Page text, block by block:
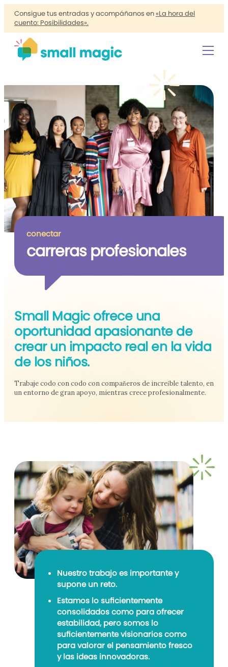
Consigue tus entradas y acompáñanos en«La hora del
cuento: Posibilidades».
conectar
carreras profesionales
Small Magic ofrece una
oportunidad apasionante de
crear un impacto real en la vida
de los niños.
Trabaje codo con codo con compañeros de increíble talento, en
un entorno de gran apoyo, mientras crece profesionalmente.
Nuestro trabajo es importante y
supone un reto.
Estamos lo suficientemente
consolidados como para ofrecer
estabilidad, pero somos lo
suficientemente visionarios como
para valorar el pensamiento fresco
y las ideas innovadoras.